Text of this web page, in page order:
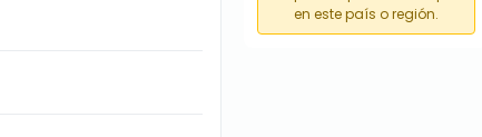
en este país o región.